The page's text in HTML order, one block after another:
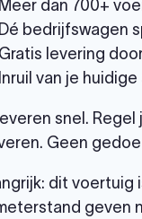
Meer dan 700+
Dé bedrijfswagen
Gratis levering
Inruil van je
snel.
Geen
dit voertuig
geven